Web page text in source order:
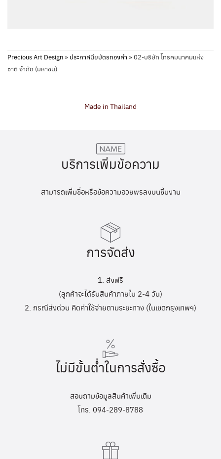
Precious Art Design» ประกาศนียบัตรทองคำ »02-บริษัท โทรคมนาคมแห่ง
ชาติ จำกัด (มหาชน)
Made in Thailand
บริการเพิ่มข้อความ
สามารถเพิ่มชื่อหรือข้อความอวยพรลงบนชิ้นงาน
การจัดส่ง
1. ส่งฟรี
(ลูกค้าจะได้รับสินค้าภายใน 2-4 วัน)
2. กรณีส่งด่วน คิดค่าใช้จ่ายตามระยะทาง (ในเขตกรุงเทพฯ)
ไม่มีขั้นต่ำในการสั่งซื้อ
สอบถามข้อมูลสินค้าเพิ่มเติม
โทร. 094-289-8788